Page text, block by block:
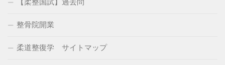
【柔整国試】過去問
整骨院開業
柔道整復学 サイトマップ